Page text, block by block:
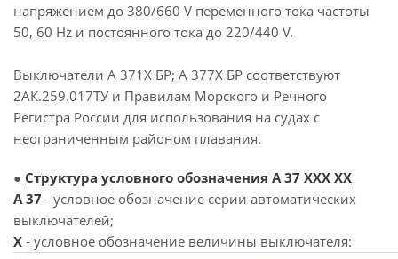
напряжением до 380/660 V переменного тока частоты
50, 60 Hz и постоянного тока до 220/440 V.
Выключатели А 371Х БР; А 377Х БР соответствуют
2АК.259.017ТУ и Правилам Морского и Речного
Регистра России для использования на судах с
неограниченным районом плавания.
● Структура условного обозначения А 37 ХХХ ХХ
А 37 - условное обозначение серии автоматических
выключателей;
X - условное обозначение величины выключателя: